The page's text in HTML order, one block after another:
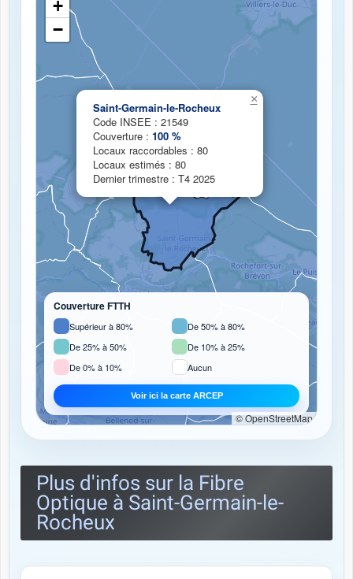
Chargement de la carte de couverture fibre...
Saint-Germain-le-Rocheux
Code INSEE : 21549
Couverture : 100 %
Locaux raccordables : 80
Locaux estimés : 80
Dernier trimestre : T4 2025
×
+
−
Couverture FTTH
Supérieur à 80%
De 50% à 80%
De 25% à 50%
De 10% à 25%
De 0% à 10%
Aucun
Voir ici la carte ARCEP
© OpenStreetMap
Plus d'infos sur la Fibre
Optique à Saint-Germain-le-
Rocheux